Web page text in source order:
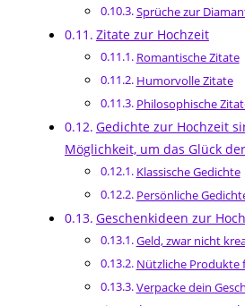
Sprüche zur
Zitate zur Hochzeit
Romantische Zitate
Humorvolle Zitate
Philosophische
Gedichte zur Hochzeit
Möglichkeit, um das Glück
Klassische Gedichte
Persönliche
Geschenkideen zur
Geld, zwar nicht
Nützliche Produkte
Verpacke dein